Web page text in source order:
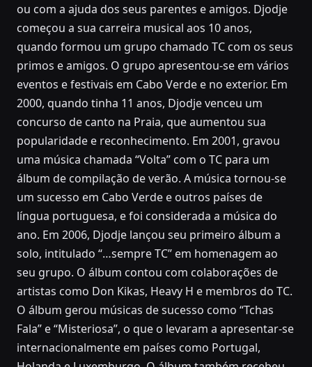
ou com a ajuda dos seus parentes e amigos. Djodje
começou a sua carreira musical aos 10 anos,
quando formou um grupo chamado TC com os seus
primos e amigos. O grupo apresentou-se em vários
eventos e festivais em Cabo Verde e no exterior. Em
2000, quando tinha 11 anos, Djodje venceu um
concurso de canto na Praia, que aumentou sua
popularidade e reconhecimento. Em 2001, gravou
uma música chamada “Volta” com o TC para um
álbum de compilação de verão. A música tornou-se
um sucesso em Cabo Verde e outros países de
língua portuguesa, e foi considerada a música do
ano. Em 2006, Djodje lançou seu primeiro álbum a
solo, intitulado “…sempre TC” em homenagem ao
seu grupo. O álbum contou com colaborações de
artistas como Don Kikas, Heavy H e membros do TC.
O álbum gerou músicas de sucesso como “Tchas
Fala” e “Misteriosa”, o que o levaram a apresentar-se
internacionalmente em países como Portugal,